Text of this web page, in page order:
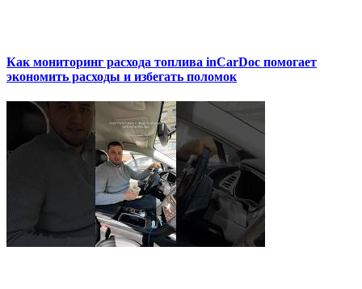
Как мониторинг расхода топлива inCarDoc помогает
экономить расходы и избегать поломок